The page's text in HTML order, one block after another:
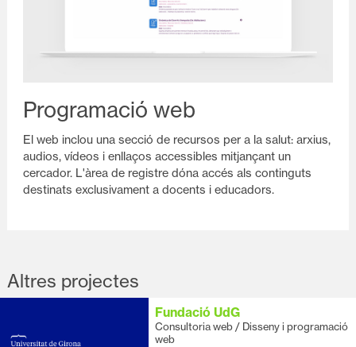
Programació web
El web inclou una secció de recursos per a la salut: arxius,
audios, vídeos i enllaços accessibles mitjançant un
cercador. L'àrea de registre dóna accés als continguts
destinats exclusivament a docents i educadors.
Altres projectes
Fundació UdG
Consultoria web / Disseny i programació
web